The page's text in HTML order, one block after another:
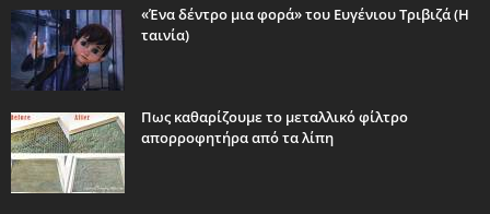
«Ένα δέντρο μια φορά» του Ευγένιου Τριβιζά (Η
ταινία)
Πως καθαρίζουμε το μεταλλικό φίλτρο
απορροφητήρα από τα λίπη